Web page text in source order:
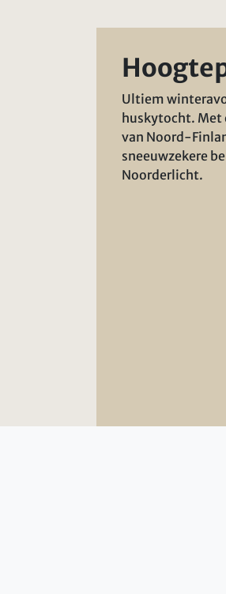
Ultiem
huskytocht. Met
van Noord-
sneeuwzekere
Noorderlicht.